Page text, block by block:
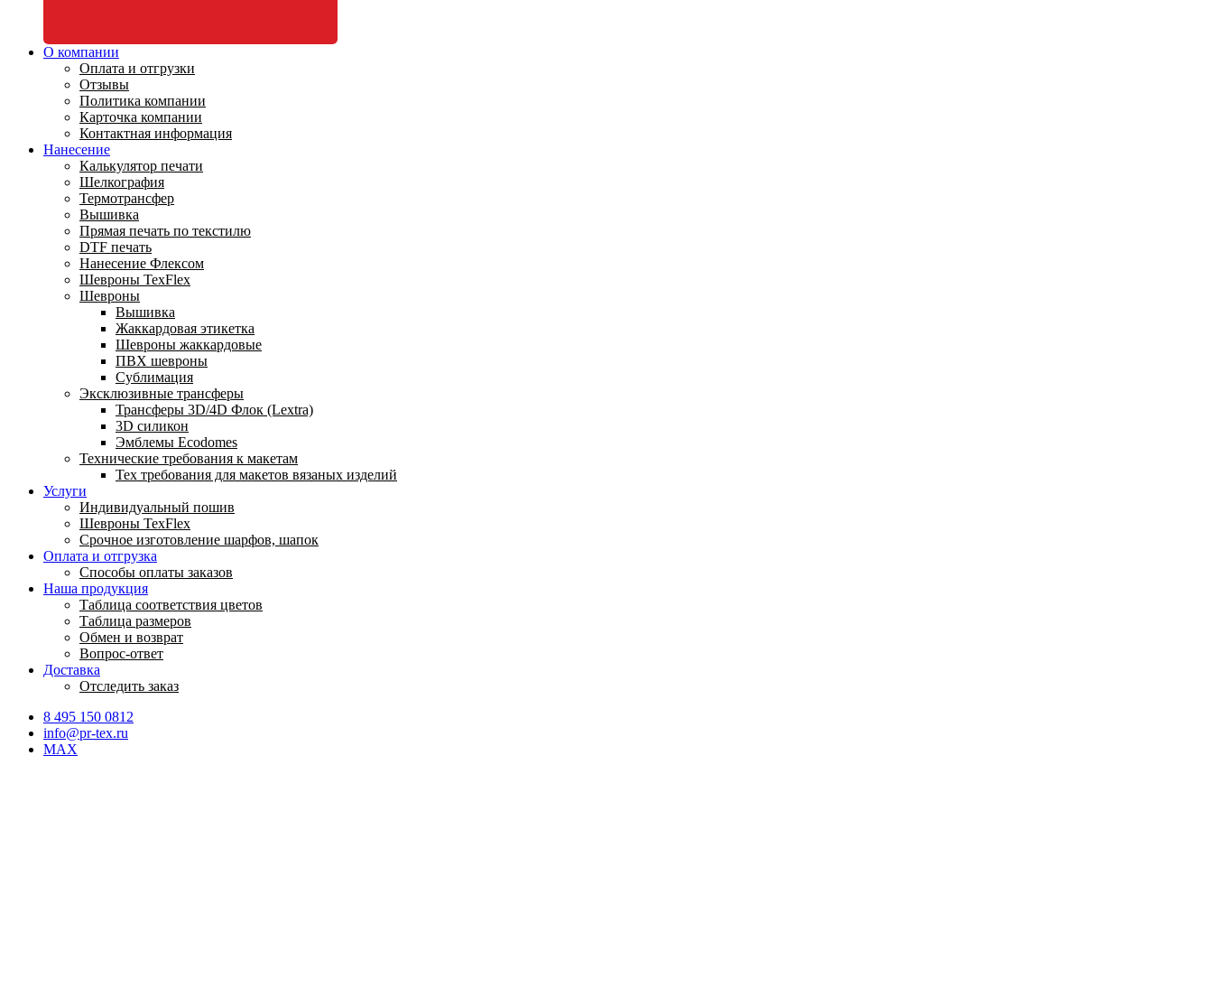
О компании
Оплата и отгрузки
Отзывы
Политика компании
Карточка компании
Контактная информация
Нанесение
Калькулятор печати
Шелкография
Термотрансфер
Вышивка
Прямая печать по текстилю
DTF печать
Нанесение Флексом
Шевроны TexFlex
Шевроны
Вышивка
Жаккардовая этикетка
Шевроны жаккардовые
ПВХ шевроны
Сублимация
Эксклюзивные трансферы
Трансферы 3D/4D Флок (Lextra)
3D силикон
Эмблемы Ecodomes
Технические требования к макетам
Тех требования для макетов вязаных изделий
Услуги
Индивидуальный пошив
Шевроны TexFlex
Срочное изготовление шарфов, шапок
Оплата и отгрузка
Способы оплаты заказов
Наша продукция
Таблица соответствия цветов
Таблица размеров
Обмен и возврат
Вопрос-ответ
Доставка
Отследить заказ
8 495 150 0812
info@pr-tex.ru
MAX